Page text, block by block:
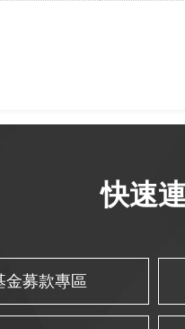
快速
金募款專區